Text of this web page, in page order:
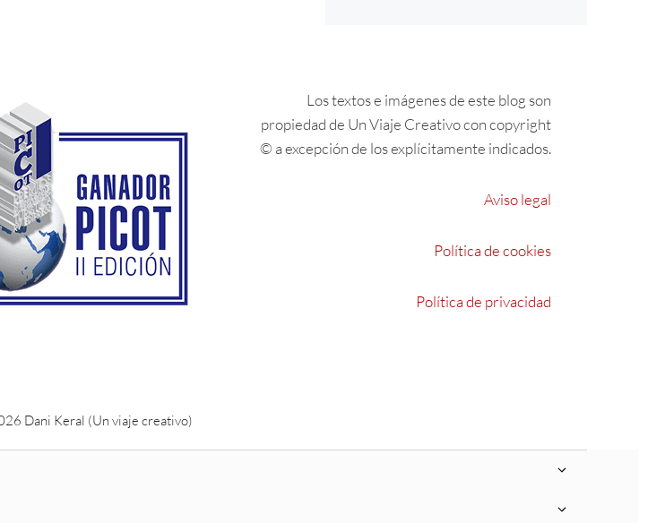
Los textos e imágenes de este blog son
propiedad de Un Viaje Creativo con copyright
© a excepción de los explícitamente indicados.
Aviso legal
Política de cookies
Política de privacidad
Dani Keral (Un viaje creativo)